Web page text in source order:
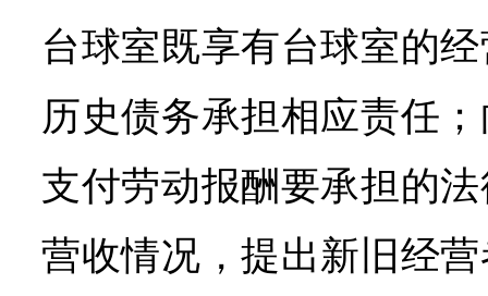
台球室既享有台球室的
历史债务承担相应责任
支付劳动报酬要承担的
营收情况，提出新旧经